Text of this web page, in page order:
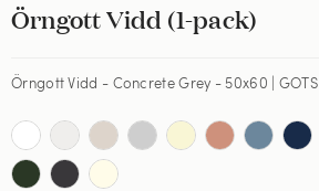
Örngott Vidd (1-pack)
Örngott Vidd - Concrete Grey - 50x60 | GOTS